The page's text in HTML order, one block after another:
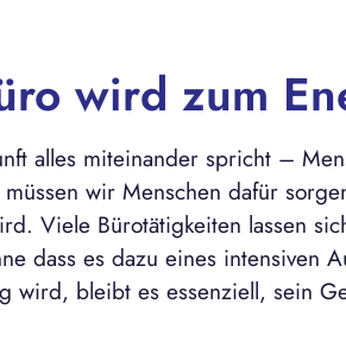
wird zum
alles miteinander spricht –
wir Menschen dafür
Viele Bürotätigkeiten lassen
dass es dazu eines intensiven
wird, bleibt es essenziell, sein